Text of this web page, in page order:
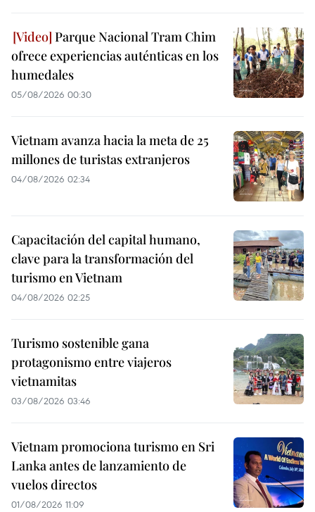
Parque Nacional Tram Chim
ofrece experiencias auténticas en los
humedales
05/08/2026 00:30
Vietnam avanza hacia la meta de 25
millones de turistas extranjeros
04/08/2026 02:34
Capacitación del capital humano,
clave para la transformación del
turismo en Vietnam
04/08/2026 02:25
Turismo sostenible gana
protagonismo entre viajeros
vietnamitas
03/08/2026 03:46
Vietnam promociona turismo en Sri
Lanka antes de lanzamiento de
vuelos directos
01/08/2026 11:09